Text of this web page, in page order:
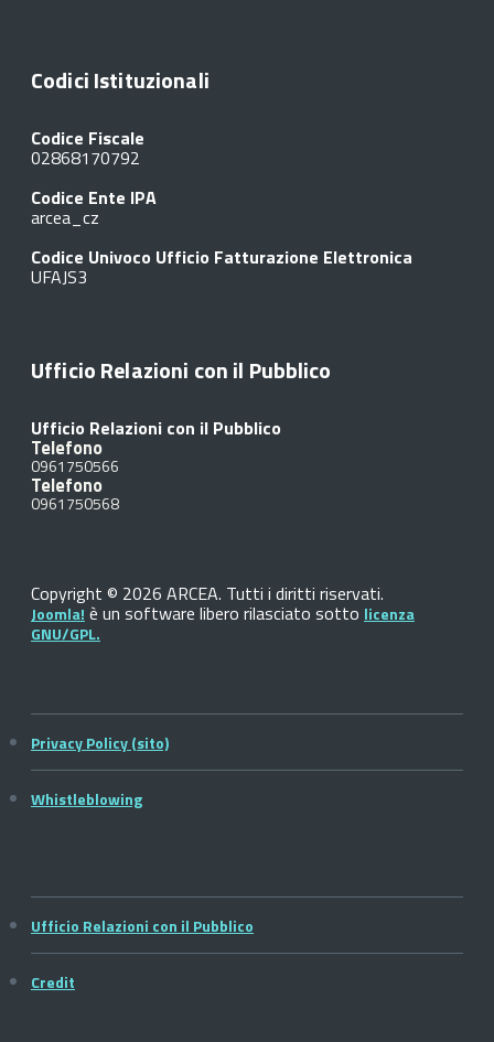
Codici Istituzionali
Codice Fiscale
02868170792
Codice Ente IPA
arcea_cz
Codice Univoco Ufficio Fatturazione Elettronica
UFAJS3
Ufficio Relazioni con il Pubblico
Ufficio Relazioni con il Pubblico
Telefono
0961750566
Telefono
0961750568
Copyright © 2026 ARCEA. Tutti i diritti riservati.
Joomla! è un software libero rilasciato sotto licenza
GNU/GPL.
Privacy Policy (sito)
Whistleblowing
Ufficio Relazioni con il Pubblico
Credit